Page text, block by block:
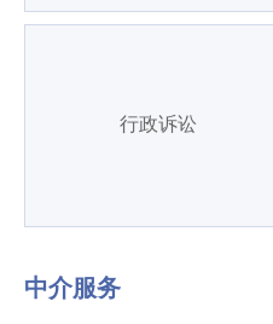
行政诉讼
中介服务